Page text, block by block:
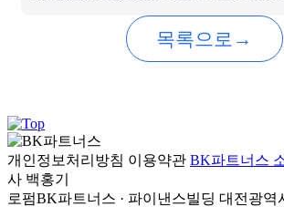
목록으로 →
개인정보처리방침 이용약관 BK파트너스
사 백홍기
로펌BK파트너스 · 파이낸스빌딩 대전광역